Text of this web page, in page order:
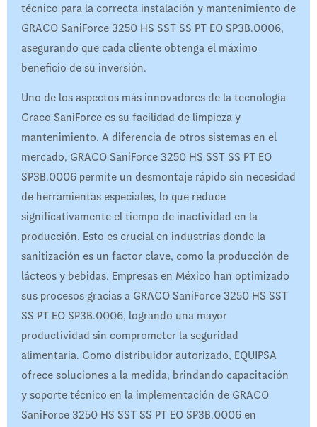
técnico para la correcta instalación y mantenimiento de
GRACO SaniForce 3250 HS SST SS PT EO SP3B.0006,
asegurando que cada cliente obtenga el máximo
beneficio de su inversión.
Uno de los aspectos más innovadores de la tecnología
Graco SaniForce es su facilidad de limpieza y
mantenimiento. A diferencia de otros sistemas en el
mercado, GRACO SaniForce 3250 HS SST SS PT EO
SP3B.0006 permite un desmontaje rápido sin necesidad
de herramientas especiales, lo que reduce
significativamente el tiempo de inactividad en la
producción. Esto es crucial en industrias donde la
sanitización es un factor clave, como la producción de
lácteos y bebidas. Empresas en México han optimizado
sus procesos gracias a GRACO SaniForce 3250 HS SST
SS PT EO SP3B.0006, logrando una mayor
productividad sin comprometer la seguridad
alimentaria. Como distribuidor autorizado, EQUIPSA
ofrece soluciones a la medida, brindando capacitación
y soporte técnico en la implementación de GRACO
SaniForce 3250 HS SST SS PT EO SP3B.0006 en